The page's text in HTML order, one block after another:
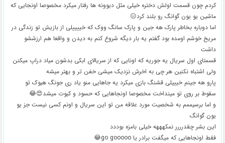
کردم چون قسمت اولش دختره خیلی مثل دیوونه ها رفتار میکرد مخصوصا اونجایی که
ماشین یو یون گوانگ رو بلند کرد😑
اما دوباره بخاطر پارک هه جین و پارک سانگ ووک که خییییلی از بازیش تو زندگی در
مریخ خوشم اومده بود گفتم یه بار دیگه شروع کنم به دیدن و واقعا هم ارزششو
داشت
قسمتای اول سریال یه جوریه که اونایی که از سریالای ابکی بدشون میاد دراپ میکنن
ولی اشتباه نکنین هر چی به اخرش نزدیک میشی خفن تر و بهتر میشه
پارو هه جینم خیییلی قشنگ بازی میکرد یه جاهایی منو یاد ری جونگ هیوک تو
سقوط بر روی تو مینداخت مخصوصا اونجاهایی که حسود و کیوت میشد😍😂
و اما برسیممم به شخصیت مورد علاقه من تو این سریال و اونم کسی نیست جز یو
یون گوانگ
این بشر چقدرررر نمکهههه خیلی بامزه بوددد
فقط اونجاهایی که میگفت برادر یا go gooooo😂